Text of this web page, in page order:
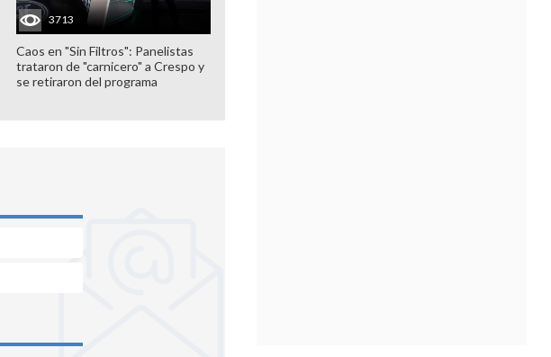
3713
Caos en "Sin Filtros": Panelistas
trataron de "carnicero" a Crespo y
se retiraron del programa